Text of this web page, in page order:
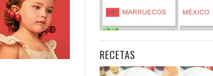
RECETAS